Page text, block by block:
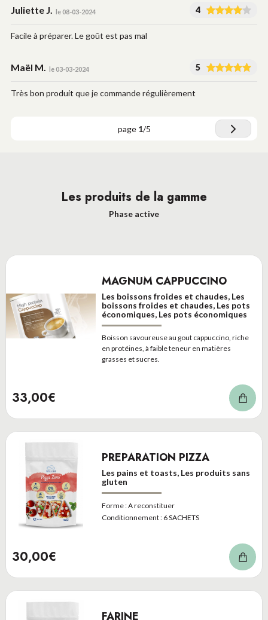
Juliette J. le 08-03-2024 4
Facile à préparer. Le goût est pas mal
Maël M. le 03-03-2024 5
Très bon produit que je commande régulièrement
page 1/5
Les produits de la gamme
Phase active
MAGNUM CAPPUCCINO
Les boissons froides et chaudes, Les
boissons froides et chaudes, Les pots
économiques, Les pots économiques
Boisson savoureuse au gout cappuccino, riche
en protéines, à faible teneur en matières
grasses et sucres.
33,00€
PREPARATION PIZZA
Les pains et toasts, Les produits sans
gluten
Forme :A reconstituer
Conditionnement : 6 SACHETS
30,00€
FARINE